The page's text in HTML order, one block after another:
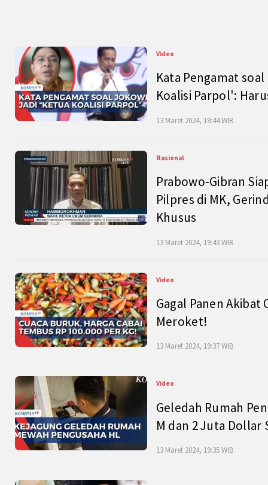
Video
Kata Pengamat
Koalisi Parpol':
13 Maret 2024, 19:44 WIB
Nasional
Prabowo-Gibran
Pilpres di MK,
Khusus
13 Maret 2024, 19:43 WIB
Video
Gagal Panen Akibat
Meroket!
13 Maret 2024, 19:37 WIB
Video
Geledah Rumah
M dan 2 Juta Dollar
13 Maret 2024, 19:35 WIB